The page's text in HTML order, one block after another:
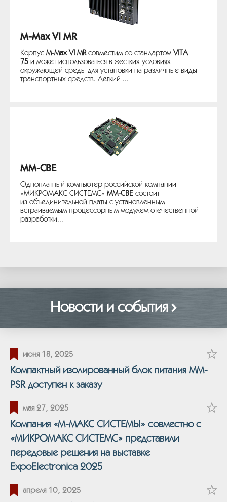
M-Max VI MR
Корпус M-Max VI MRсовместим со стандартом VITA
75 и может использоваться в жестких условиях
окружающей среды для установки на различные виды
транспортных средств. Легкий ...
MM-CBE
Одноплатный компьютер российской компании
«МИКРОМАКС СИСТЕМС» MM-CBE состоит
из объединительной платы с установленным
встраиваемым процессорным модулем отечественной
разработки...
Новости и события
июня 18, 2025
Компактный изолированный блок питания MM-
PSR доступен к заказу
мая 27, 2025
Компания «М-МАКС СИСТЕМЫ» совместно с
«МИКРОМАКС СИСТЕМС» представили
передовые решения на выставке
ExpoElectronica 2025
апреля 10, 2025